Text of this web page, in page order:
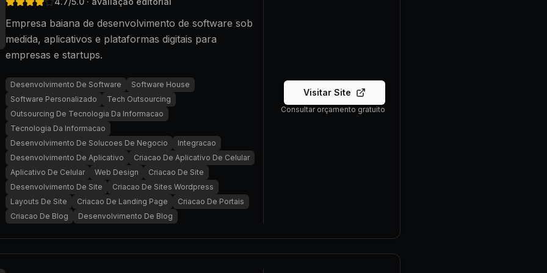
Empresa baiana de desenvolvimento de software sob
medida, aplicativos e plataformas digitais para
empresas e startups.
Desenvolvimento De Software
Software House
Software Personalizado
Tech Outsourcing
Outsourcing De Tecnologia Da Informacao
Tecnologia Da Informacao
Desenvolvimento De Solucoes De Negocio
Integracao
Desenvolvimento De Aplicativo
Criacao De Aplicativo De Celular
Aplicativo De Celular
Web Design
Criacao De Site
Desenvolvimento De Site
Criacao De Sites Wordpress
Layouts De Site
Criacao De Landing Page
Criacao De Portais
Criacao De Blog
Desenvolvimento De Blog
Visitar Site
Consultar orçamento gratuito